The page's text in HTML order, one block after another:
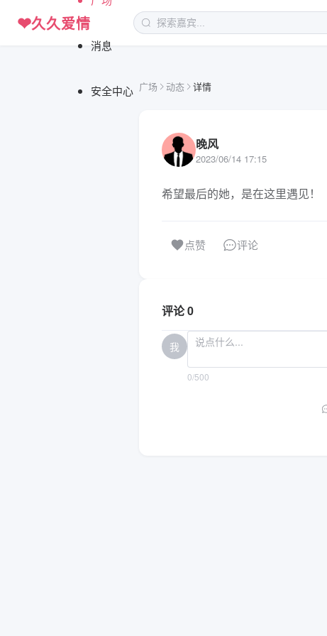
❤久久爱情
消息
安全中心 广场 动态 详情
晚风
2023/06/14 17:15
希望最后的她，是在这里遇见！
点赞 评论
评论 0
我
0/500